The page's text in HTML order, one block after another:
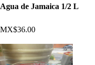
Agua de Jamaica 1/2 L
MX$36.00